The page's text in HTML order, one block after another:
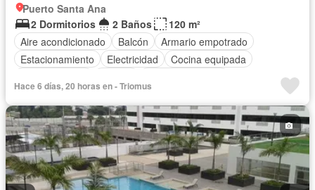
Puerto Santa Ana
2 Dormitorios
2 Baños
120 m²
Aire acondicionado
Balcón
Armario empotrado
Estacionamiento
Electricidad
Cocina equipada
Cuarto de servicio
Agua Parrilla
Garita de guardianía
Gimnasio
Ascensor Seguridad
Piscina
Completamente amoblado
Hace 6 días, 20 horas en - Triomus